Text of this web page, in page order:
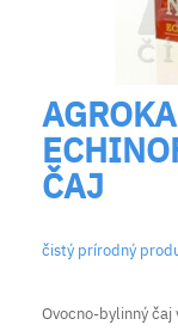
ČAJ
čistý prírodný
Ovocno-bylinný čaj